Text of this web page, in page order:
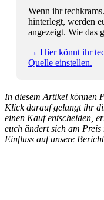
Wenn ihr
hinterlegt, werden
angezeigt. Wie das
→ Hier könnt ihr
Quelle einstellen.
In diesem Artikel können
Klick darauf gelangt ihr
einen Kauf entscheiden,
euch ändert sich am
Einfluss auf unsere